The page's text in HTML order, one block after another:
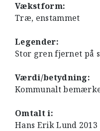
Vækstform:
Træ, enstammet
Legender:
Stor gren fjernet på
Værdi/betydning:
Kommunalt
Omtalt i:
Hans Erik Lund 2013